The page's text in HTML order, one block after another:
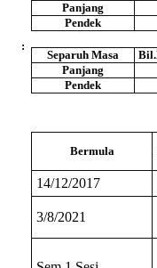
:
Panjang
Pendek
Separuh Masa
Panjang
Pendek
Bermula
14/12/2017
3/8/2021